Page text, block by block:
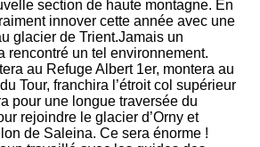
section de haute montagne. En
innover cette année avec une
glacier de Trient.Jamais un
rencontré un tel environnement.
au Refuge Albert 1er, montera au
Tour, franchira l’étroit col supérieur
pour une longue traversée du
rejoindre le glacier d’Orny et
de Saleina. Ce sera énorme !